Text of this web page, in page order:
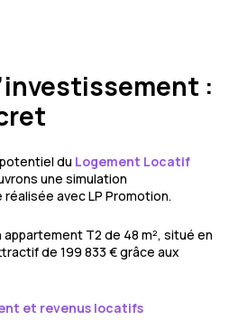
:
du Logement Locatif
une simulation
avec LP Promotion.
appartement T2 de 48 m², situé en
de 199 833 € grâce aux
et revenus locatifs